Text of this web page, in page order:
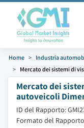
Home Industria
Mercato dei sistemi di
Mercato dei
autoveicoli
ID del Rapporto:
Formato del